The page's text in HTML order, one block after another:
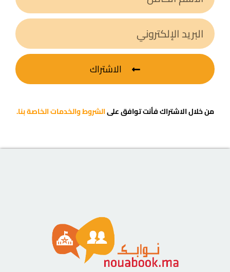
الاشتراك
من خلال الاشتراك فأنت توافق علىالشروط والخدمات الخاصة بنا.